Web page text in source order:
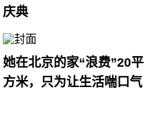
庆典
她在北京的家“浪费”20平
方米，只为让生活喘口气